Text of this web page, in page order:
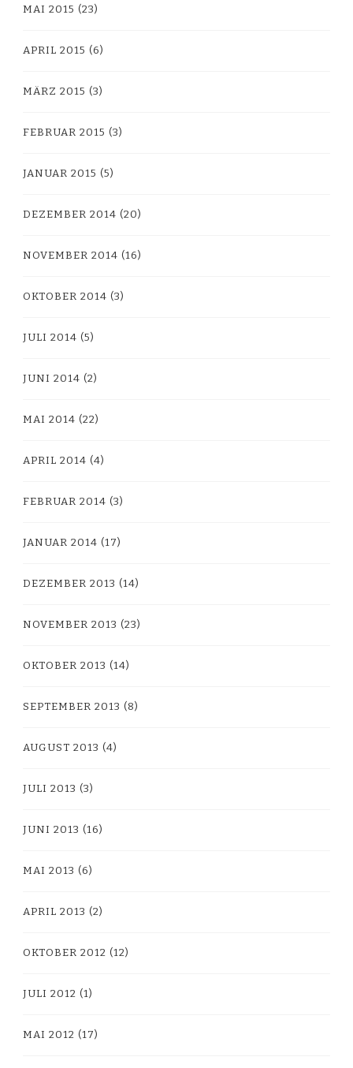
MAI 2015 (23)
APRIL 2015 (6)
MÄRZ 2015 (3)
FEBRUAR 2015 (3)
JANUAR 2015 (5)
DEZEMBER 2014 (20)
NOVEMBER 2014 (16)
OKTOBER 2014 (3)
JULI 2014 (5)
JUNI 2014 (2)
MAI 2014 (22)
APRIL 2014 (4)
FEBRUAR 2014 (3)
JANUAR 2014 (17)
DEZEMBER 2013 (14)
NOVEMBER 2013 (23)
OKTOBER 2013 (14)
SEPTEMBER 2013 (8)
AUGUST 2013 (4)
JULI 2013 (3)
JUNI 2013 (16)
MAI 2013 (6)
APRIL 2013 (2)
OKTOBER 2012 (12)
JULI 2012 (1)
MAI 2012 (17)